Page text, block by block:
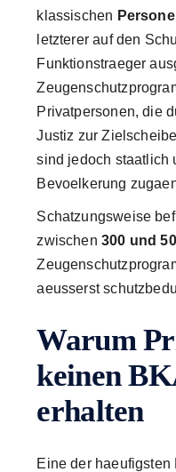
klassischen
letzterer auf den
Funktionstraeger
Privatpersonen, die
Justiz zur
sind jedoch staatlich
Bevoelkerung
Schatzungsweise
zwischen 300 und
aeusserst
Warum
keinen
erhalten
Eine der haeufigsten